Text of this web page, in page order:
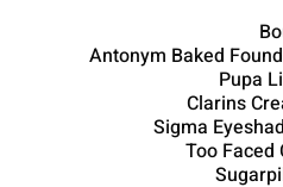
Antonym Baked
Pupa
Clarins
Sigma
Too Faced